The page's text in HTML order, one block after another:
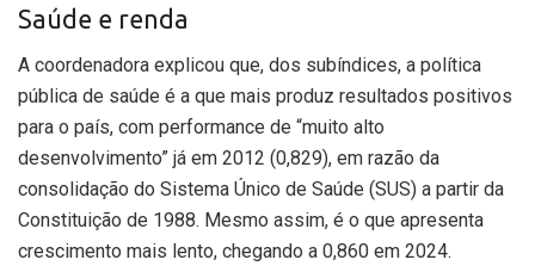
Saúde e renda
A coordenadora explicou que, dos subíndices, a política
pública de saúde é a que mais produz resultados positivos
para o país, com performance de “muito alto
desenvolvimento” já em 2012 (0,829), em razão da
consolidação do Sistema Único de Saúde (SUS) a partir da
Constituição de 1988. Mesmo assim, é o que apresenta
crescimento mais lento, chegando a 0,860 em 2024.